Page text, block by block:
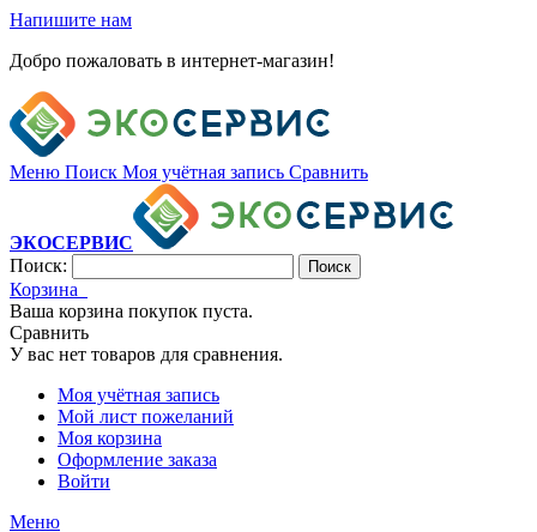
Напишите нам
Добро пожаловать в интернет-магазин!
Меню Поиск Моя учётная запись Сравнить
ЭКОСЕРВИС
Поиск:
Поиск
Корзина
Ваша корзина покупок пуста.
Сравнить
У вас нет товаров для сравнения.
Моя учётная запись
Мой лист пожеланий
Моя корзина
Оформление заказа
Войти
Меню